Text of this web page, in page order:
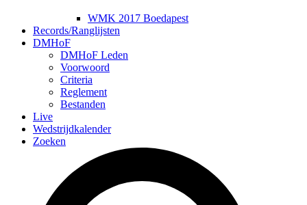
WMK 2017 Boedapest
Records/Ranglijsten
DMHoF
DMHoF Leden
Voorwoord
Criteria
Reglement
Bestanden
Live
Wedstrijdkalender
Zoeken